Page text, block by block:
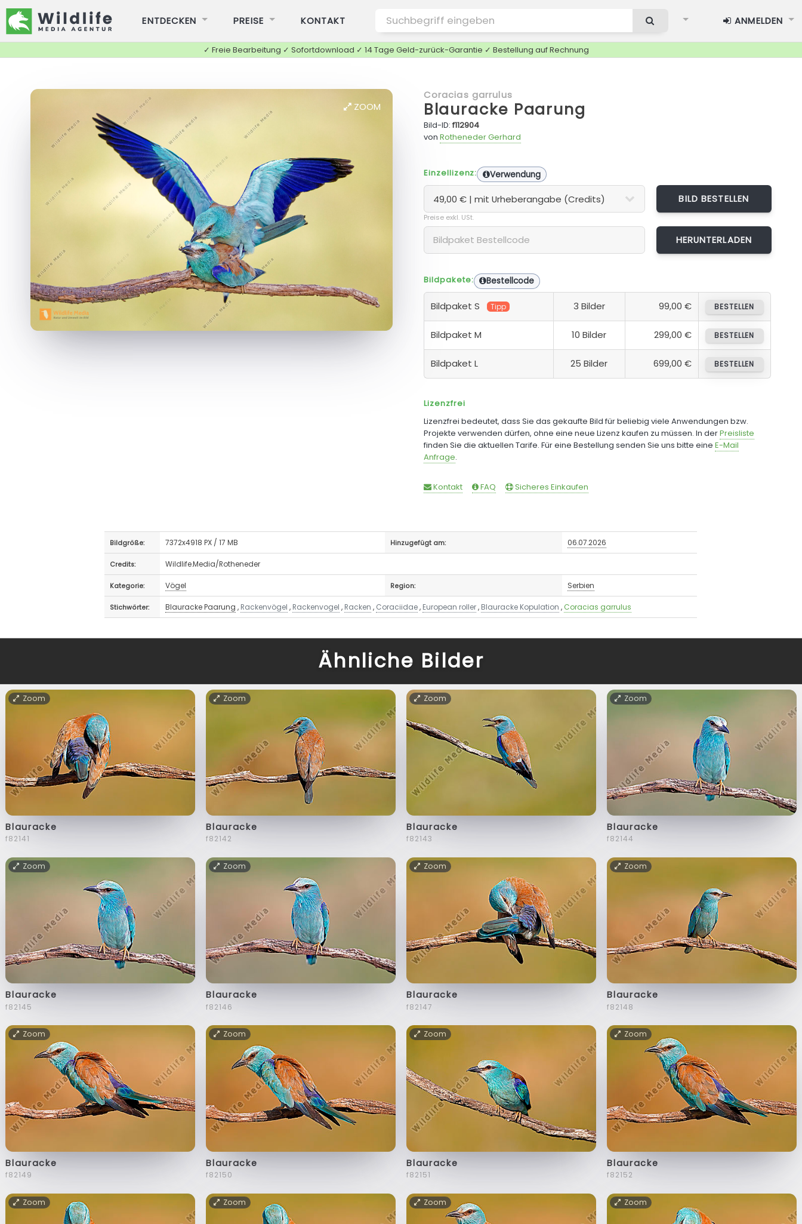
ENTDECKEN PREISE KONTAKT ANMELDEN
✓ Freie Bearbeitung ✓ Sofortdownload ✓ 14 Tage Geld-zurück-Garantie ✓ Bestellung auf Rechnung
ZOOM
Coracias garrulus
Blauracke Paarung
Bild-ID:f112904
von Rotheneder Gerhard
Einzellizenz: Verwendung
BILD BESTELLEN
Preise exkl. USt.
Bildpakete: Bestellcode
Bildpaket S Tipp 3 Bilder 99,00 € BESTELLEN
Bildpaket M 10 Bilder 299,00 € BESTELLEN
Bildpaket L 25 Bilder 699,00 € BESTELLEN
Lizenzfrei
Lizenzfrei bedeutet, dass Sie das gekaufte Bild für beliebig viele Anwendungen bzw.
Projekte verwenden dürfen, ohne eine neue Lizenz kaufen zu müssen. In derPreisliste
finden Sie die aktuellen Tarife. Für eine Bestellung senden Sie uns bitte eine E-Mail
Anfrage.
Kontakt FAQ Sicheres Einkaufen
Bildgröße: 7372x4918 PX / 17 MB Hinzugefügt am: 06.07.2026
Credits: Wildlife.Media/Rotheneder
Kategorie: Vögel Region: Serbien
Stichwörter: Blauracke Paarung , Rackenvögel , Rackenvogel , Racken , Coraciidae, European roller, Blauracke Kopulation , Coracias garrulus
Ähnliche Bilder
Zoom
Blauracke
f82141
Zoom
Blauracke
f82142
Zoom
Blauracke
f82143
Zoom
Blauracke
f82144
Zoom
Blauracke
f82145
Zoom
Blauracke
f82146
Zoom
Blauracke
f82147
Zoom
Blauracke
f82148
Zoom
Blauracke
f82149
Zoom
Blauracke
f82150
Zoom
Blauracke
f82151
Zoom
Blauracke
f82152
Zoom Zoom Zoom Zoom